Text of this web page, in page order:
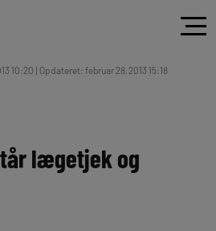
10:20 | Opdateret: februar 28, 2013 15:18
lægetjek og